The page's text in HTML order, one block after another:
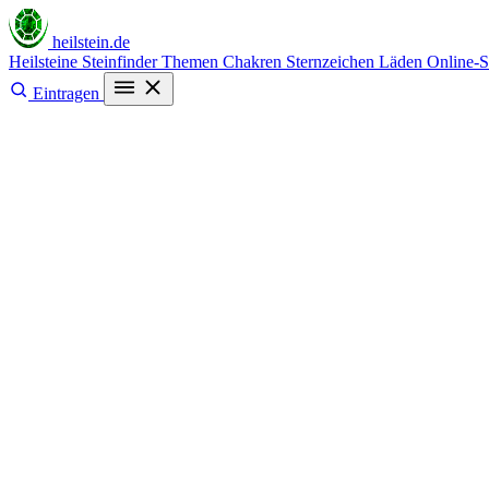
heilstein.de
Heilsteine SteinfinderThemen Chakren Sternzeichen Läden Online-
Eintragen